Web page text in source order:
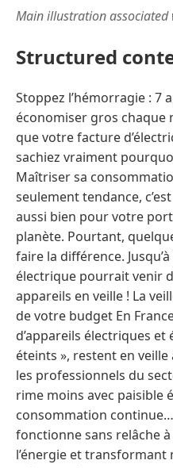
Main illustration associated
Structured
Stoppez l’hémorragie : 7
économiser gros chaque
que votre facture
sachiez vraiment
Maîtriser sa
seulement tendance,
aussi bien pour votre
planète. Pourtant,
faire la différence.
électrique pourrait venir
appareils en veille ! La
de votre budget En
d’appareils électriques
éteints », restent en
les professionnels du
rime moins avec paisible
consommation
fonctionne sans relâche
l’énergie et transformant